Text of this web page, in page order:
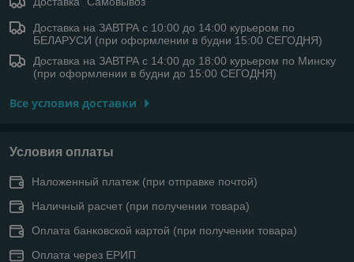
Доставка на ЗАВТРА с 10:00 до 14:00 курьером по
БЕЛАРУСИ (при оформлении в будни 15:00 СЕГОДНЯ)
Доставка на ЗАВТРА с 14:00 до 18:00 курьером по Минску
(при оформлении в будни до 15:00 СЕГОДНЯ)
Все условия доставки
Условия оплаты
Наложенный платеж (при отправке почтой)
Наличный расчет (при получении товара)
Оплата банковской картой (при получении товара)
Оплата через ЕРИП